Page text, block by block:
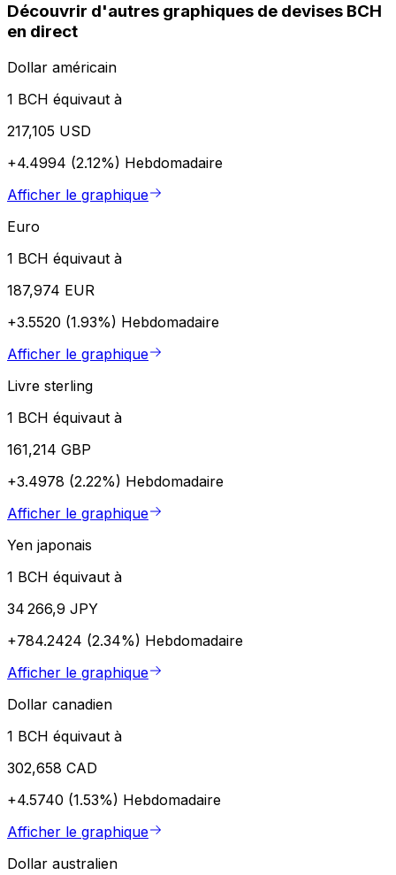
Découvrir d'autres graphiques de devises BCH
en direct
Dollar américain
1 BCH équivaut à
217,105 USD
+4.4994 (2.12%) Hebdomadaire
Afficher le graphique
Euro
1 BCH équivaut à
187,974 EUR
+3.5520 (1.93%) Hebdomadaire
Afficher le graphique
Livre sterling
1 BCH équivaut à
161,214 GBP
+3.4978 (2.22%) Hebdomadaire
Afficher le graphique
Yen japonais
1 BCH équivaut à
34 266,9 JPY
+784.2424 (2.34%) Hebdomadaire
Afficher le graphique
Dollar canadien
1 BCH équivaut à
302,658 CAD
+4.5740 (1.53%) Hebdomadaire
Afficher le graphique
Dollar australien